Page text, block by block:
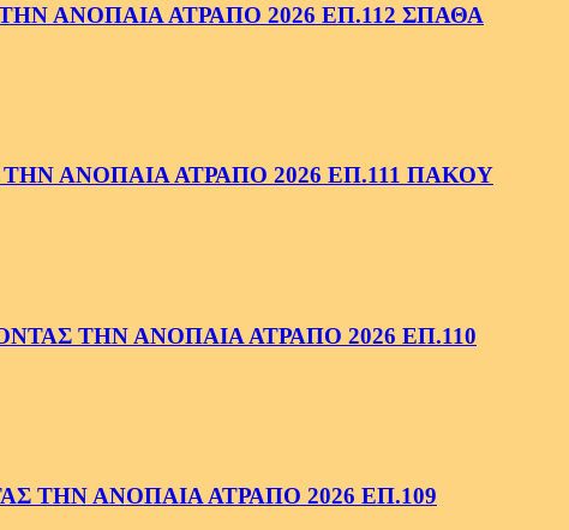
ΑΝΟΠΑΙΑ ΑΤΡΑΠΟ 2026 ΕΠ.112 ΣΠΑΘΑ
ΑΝΟΠΑΙΑ ΑΤΡΑΠΟ 2026 ΕΠ.111 ΠΑΚΟΥ
ΤΗΝ ΑΝΟΠΑΙΑ ΑΤΡΑΠΟ 2026 ΕΠ.110
ΤΗΝ ΑΝΟΠΑΙΑ ΑΤΡΑΠΟ 2026 ΕΠ.109